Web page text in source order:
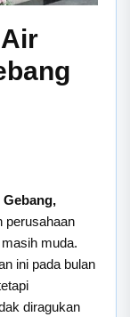
perusahaan
muda.
ini pada bulan
diragukan